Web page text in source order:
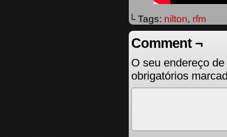
└ Tags: nilton, rfm
Comment ¬
O seu endereço
obrigatórios